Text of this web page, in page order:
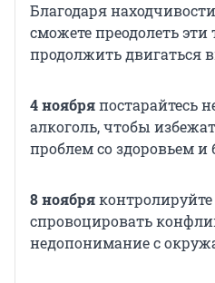
Благодаря
сможете преодолеть эти
продолжить двигаться
4 ноябряпостарайтесь
алкоголь, чтобы
проблем со здоровьем и
8 ноября
спровоцировать
недопонимание с